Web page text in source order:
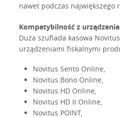
nawet podczas największego
Kompatybilność z
Duża szuflada kasowa
urządzeniami fiskalnymi
Novitus Sento Online,
Novitus Bono Online,
Novitus HD Online,
Novitus HD II Online,
Novitus POINT,